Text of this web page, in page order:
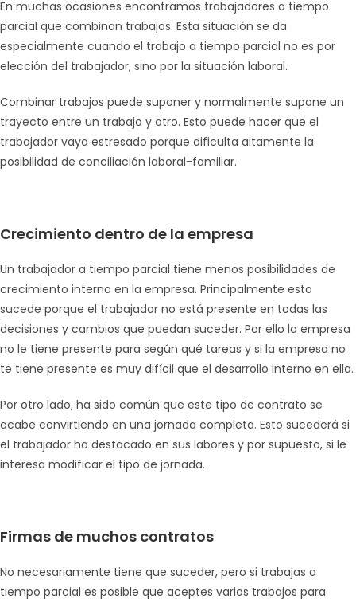
En muchas ocasiones encontramos trabajadores a tiempo
parcial que combinan trabajos. Esta situación se da
especialmente cuando el trabajo a tiempo parcial no es por
elección del trabajador, sino por la situación laboral.
Combinar trabajos puede suponer y normalmente supone un
trayecto entre un trabajo y otro. Esto puede hacer que el
trabajador vaya estresado porque dificulta altamente la
posibilidad de conciliación laboral-familiar.
Crecimiento dentro de la empresa
Un trabajador a tiempo parcial tiene menos posibilidades de
crecimiento interno en la empresa. Principalmente esto
sucede porque el trabajador no está presente en todas las
decisiones y cambios que puedan suceder. Por ello la empresa
no le tiene presente para según qué tareas y si la empresa no
te tiene presente es muy difícil que el desarrollo interno en ella.
Por otro lado, ha sido común que este tipo de contrato se
acabe convirtiendo en una jornada completa. Esto sucederá si
el trabajador ha destacado en sus labores y por supuesto, si le
interesa modificar el tipo de jornada.
Firmas de muchos contratos
No necesariamente tiene que suceder, pero si trabajas a
tiempo parcial es posible que aceptes varios trabajos para